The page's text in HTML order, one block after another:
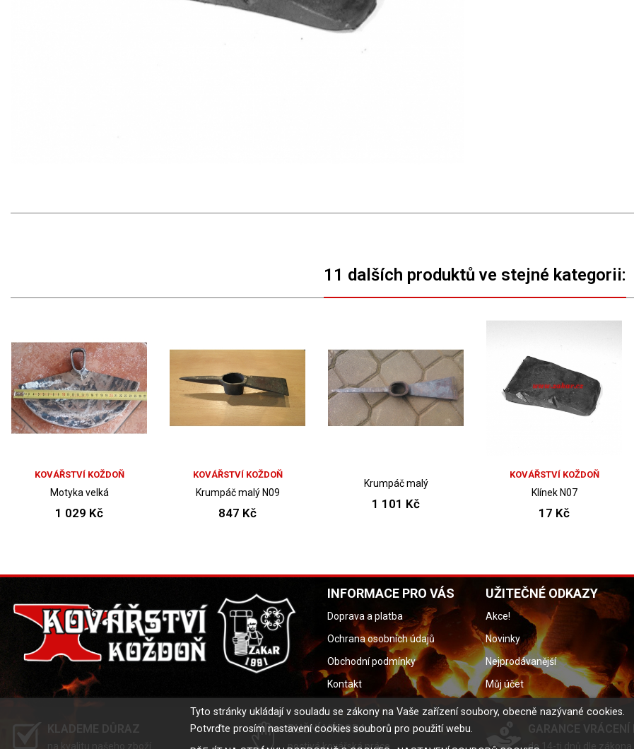
11 dalších produktů ve stejné kategorii:
KOVÁŘSTVÍ KOŽDOŇ
Motyka velká
1 029 Kč
KOVÁŘSTVÍ KOŽDOŇ
Krumpáč malý N09
847 Kč
Krumpáč malý
1 101 Kč
KOVÁŘSTVÍ KOŽDOŇ
Klínek N07
17 Kč
INFORMACE PRO VÁS
Doprava a platba
Ochrana osobních údajů
Obchodní podmínky
Kontakt
UŽITEČNÉ ODKAZY
Akce!
Novinky
Nejprodávanější
Můj účet
Tyto stránky ukládají v souladu se zákony na Vaše zařízení soubory, obecně nazývané cookies.
Potvrďte prosím nastavení cookies souborů pro použití webu.
KLADEME DŮRAZ
na kvalitu našeho zboží
RUČNÍ VÝROBA
poctivá kovářská práce
GARANCE VRÁCENÍ
do 14-ti dnů dle zákona